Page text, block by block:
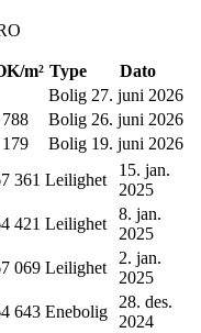
m² Type
Dato
Bolig 27. juni 2026
Bolig 26. juni 2026
Bolig 19. juni 2026
361 Leilighet
15. jan.
2025
421 Leilighet
8. jan.
2025
069 Leilighet
2. jan.
2025
643 Enebolig
28. des.
2024